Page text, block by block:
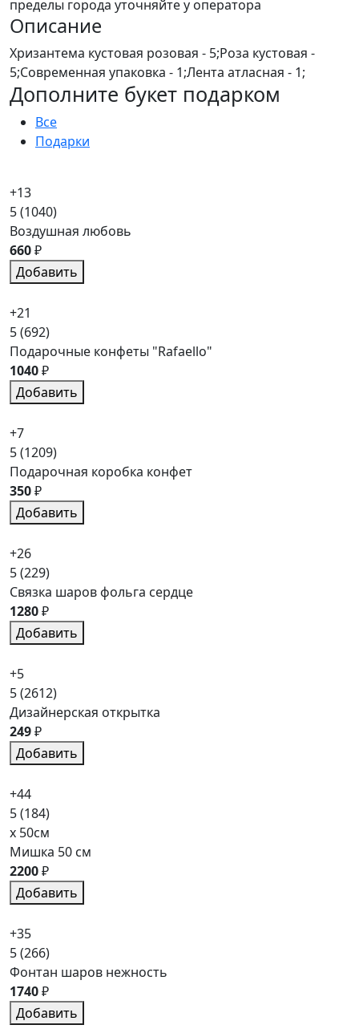
пределы города уточняйте у оператора
Описание
Хризантема кустовая розовая - 5;Роза кустовая -
5;Современная упаковка - 1;Лента атласная - 1;
Дополните букет подарком
Все
Подарки
+13
5(1040)
Воздушная любовь
660₽
Добавить
+21
5(692)
Подарочные конфеты "Rafaello"
1040₽
Добавить
+7
5(1209)
Подарочная коробка конфет
350₽
Добавить
+26
5(229)
Связка шаров фольга сердце
1280₽
Добавить
+5
5(2612)
Дизайнерская открытка
249₽
Добавить
+44
5(184)
x 50см
Мишка 50 см
2200₽
Добавить
+35
5(266)
Фонтан шаров нежность
1740₽
Добавить